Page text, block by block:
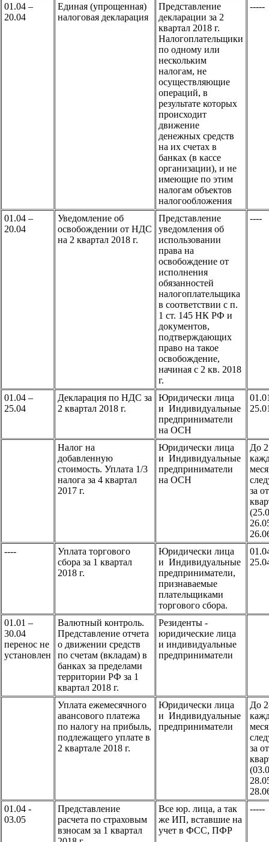
01.04 –
20.04
Единая (упрощенная)
налоговая декларация
Представление
декларации за 2
квартал 2018 г.
Налогоплательщики
по одному или
нескольким
налогам, не
осуществляющие
операций, в
результате которых
происходит
движение
денежных средств
на их счетах в
банках (в кассе
организации), и не
имеющие по этим
налогам объектов
налогообложения
-----
01.04 –
20.04
Уведомление об
освобождении от НДС
на 2 квартал 2018 г.
Представление
уведомления об
использовании
права на
освобождение от
исполнения
обязанностей
налогоплательщика
в соответствии с п.
1 ст. 145 НК РФ и
документов,
подтверждающих
право на такое
освобождение,
начиная с 2 кв. 2018
г.
----
01.04 –
25.04
Декларация по НДС за
2 квартал 2018 г.
Юридически лица
и Индивидуальные
предприниматели
на ОСН
Налог на
добавленную
стоимость. Уплата 1/3
налога за 4 квартал
2017 г.
Юридически лица
и Индивидуальные
предприниматели
на ОСН
До
за
----
Уплата торгового
сбора за 1 квартал
2018 г.
Юридически лица
и Индивидуальные
предприниматели,
признаваемые
плательщиками
торгового сбора.
01.01 –
30.04
перенос не
установлен
Валютный контроль.
Представление отчета
о движении средств
по счетам (вкладам) в
банках за пределами
территории РФ за 1
квартал 2018 г.
Резиденты -
юридические лица
и индивидуальные
предприниматели
Уплата ежемесячного
авансового платежа
по налогу на прибыль,
подлежащего уплате в
2 квартале 2018 г.
Юридически лица
и Индивидуальные
предприниматели
До
за
01.04 -
03.05
Представление
расчета по страховым
взносам за 1 квартал
Все юр. лица, а так
же ИП, вставшие на
учет в ФСС, ПФР
-----